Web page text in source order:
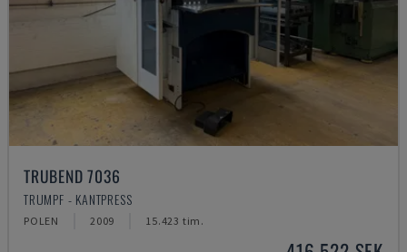
TRUBEND 7036
TRUMPF - KANTPRESS
POLEN 2009 15.423 tim.